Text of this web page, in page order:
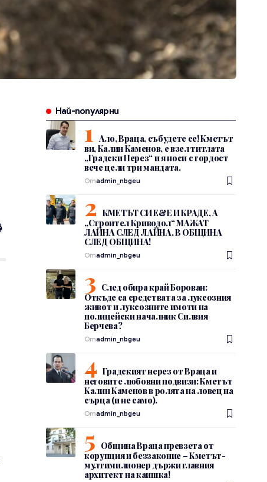
Най-популярни
Ало, Враца, събудете се! Кметът
ви, Калин Каменов, е взел титлата
„Градски Нерез“ и я носи с гордост
вече цели три мандата.
Отadmin_nbgeu
КМЕТЪТ СИ Е&Е И КРАДЕ, А
„Строител Криводол“ МАЖАТ
ЛАЙНА СЛЕД ЛАЙНА, В ОБЩИНА
СЛЕД ОБЩИНА!
Отadmin_nbgeu
След обира край Борован:
Откъде са средствата за луксозния
живот и луксозните имоти на
полицейски началник Силвия
Берчева?
Отadmin_nbgeu
Градският нерез от Враца и
неговите любовни подвизи: Кметът
Калин Каменов в ролята на ловец на
сърца (и не само).
Отadmin_nbgeu
Община Враца превзета от
корупция и беззаконие – Кметът-
мултимилионер държи главния
архитект на каишка!